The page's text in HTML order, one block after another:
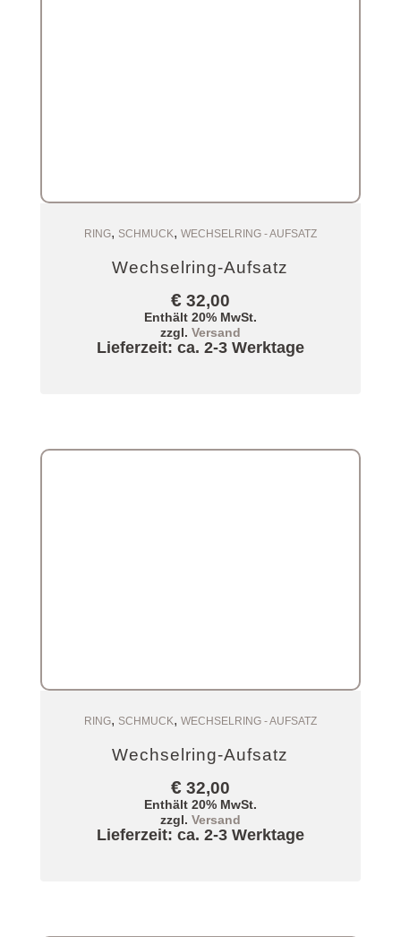
Zum Warenkorb
RING, SCHMUCK, WECHSELRING - AUFSATZ
Wechselring-Aufsatz
€32,00
Enthält 20% MwSt.
zzgl. Versand
Lieferzeit: ca. 2-3 Werktage
Zum Warenkorb
RING, SCHMUCK, WECHSELRING - AUFSATZ
Wechselring-Aufsatz
€32,00
Enthält 20% MwSt.
zzgl. Versand
Lieferzeit: ca. 2-3 Werktage